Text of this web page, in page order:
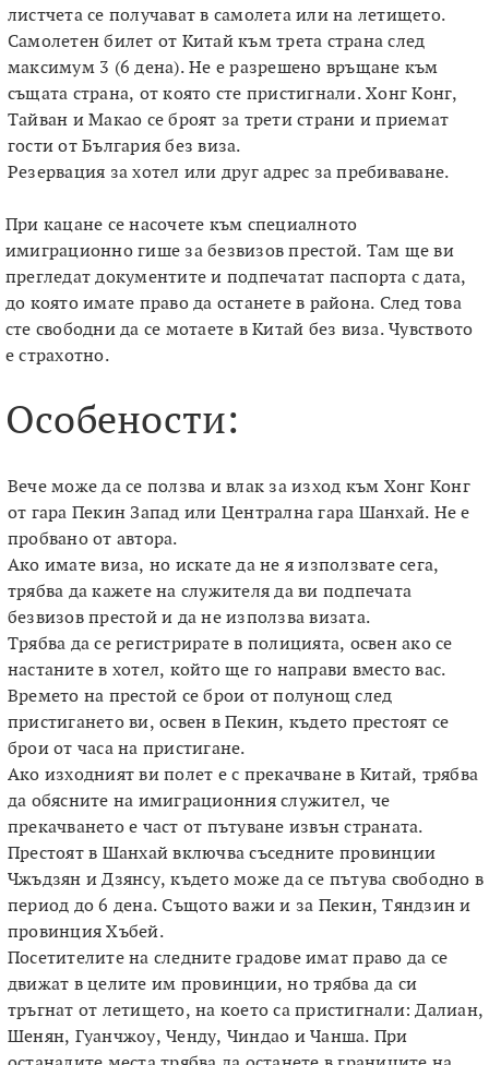
листчета се получават в самолета или на летището.
Самолетен билет от Китай към трета страна след
максимум 3 (6 дена). Не е разрешено връщане към
същата страна, от която сте пристигнали. Хонг Конг,
Тайван и Макао се броят за трети страни и приемат
гости от България без виза.
Резервация за хотел или друг адрес за пребиваване.
При кацане се насочете към специалното
имиграционно гише за безвизов престой. Там ще ви
прегледат документите и подпечатат паспорта с дата,
до която имате право да останете в района. След това
сте свободни да се мотаете в Китай без виза. Чувството
е страхотно.
Особености:
Вече може да се ползва и влак за изход към Хонг Конг
от гара Пекин Запад или Централна гара Шанхай. Не е
пробвано от автора.
Ако имате виза, но искате да не я използвате сега,
трябва да кажете на служителя да ви подпечата
безвизов престой и да не използва визата.
Трябва да се регистрирате в полицията, освен ако се
настаните в хотел, който ще го направи вместо вас.
Времето на престой се брои от полунощ след
пристигането ви, освен в Пекин, където престоят се
брои от часа на пристигане.
Ако изходният ви полет е с прекачване в Китай, трябва
да обясните на имиграционния служител, че
прекачването е част от пътуване извън страната.
Престоят в Шанхай включва съседните провинции
Чжъдзян и Дзянсу, където може да се пътува свободно в
период до 6 дена. Същото важи и за Пекин, Тяндзин и
провинция Хъбей.
Посетителите на следните градове имат право да се
движат в целите им провинции, но трябва да си
тръгнат от летището, на което са пристигнали: Далиан,
Шенян, Гуанчжоу, Ченду, Чиндао и Чанша. При